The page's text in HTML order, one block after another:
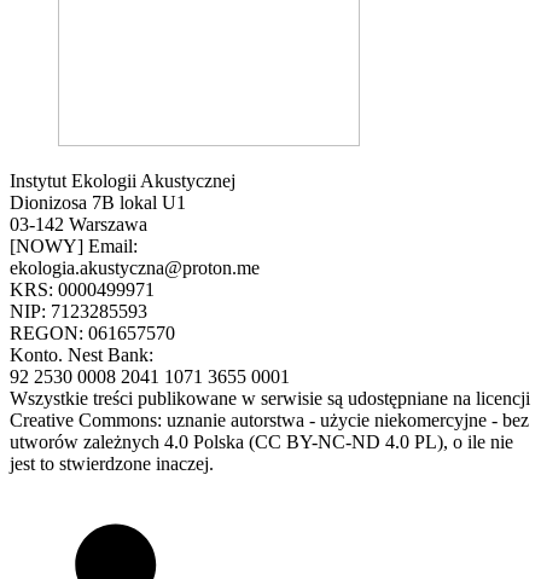
Instytut Ekologii Akustycznej
Dionizosa 7B lokal U1
03-142 Warszawa
[NOWY] Email:
ekologia.akustyczna@proton.me
KRS: 0000499971
NIP: 7123285593
REGON: 061657570
Konto. Nest Bank:
92 2530 0008 2041 1071 3655 0001
Wszystkie treści publikowane w serwisie są udostępniane na licencji
Creative Commons: uznanie autorstwa - użycie niekomercyjne - bez
utworów zależnych 4.0 Polska (CC BY-NC-ND 4.0 PL), o ile nie
jest to stwierdzone inaczej.